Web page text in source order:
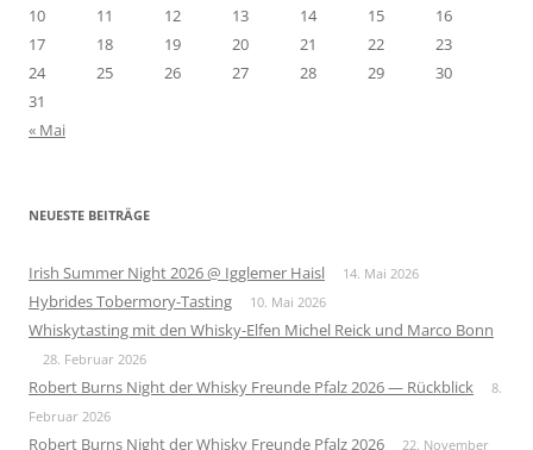
10
11 12 13 14 15
16
17
18 19 20 21 22
23
24
25 26 27 28 29
30
31
« Mai
NEUESTE BEITRÄGE
Irish Summer Night 2026 @ Igglemer Haisl 14. Mai 2026
Hybrides Tobermory-Tasting 10. Mai 2026
Whiskytasting mit den Whisky-Elfen Michel Reick und Marco Bonn
28. Februar 2026
Robert Burns Night der Whisky Freunde Pfalz 2026 — Rückblick
8.
Februar 2026
Robert Burns Night der Whisky Freunde Pfalz 2026 22. November